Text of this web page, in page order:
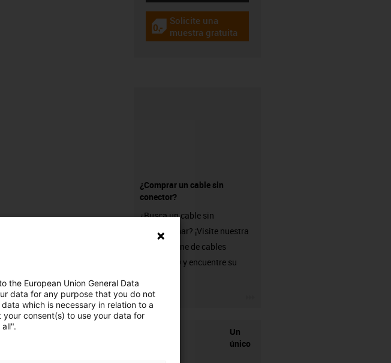
igus-icon-gratismuster
Solicite una
muestra gratuita
¿Comprar un cable sin
conector?
¿Busca un cable sin
confeccionar? ¡Visite nuestra
tienda online de cables
chainflex® y encuentre su
Un
único
European Union General Data
data for any purpose that you do not
which is necessary in relation to a
consent(s) to use your data for